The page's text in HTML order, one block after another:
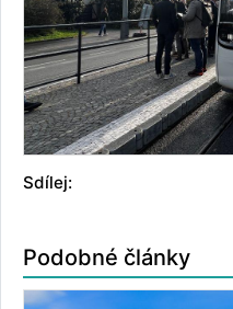
Sdílej:
Podobné články